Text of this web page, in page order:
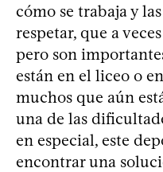
cómo se trabaja y
respetar, que a
pero son
están en el liceo o
muchos que aún
una de las
en especial, este
encontrar una